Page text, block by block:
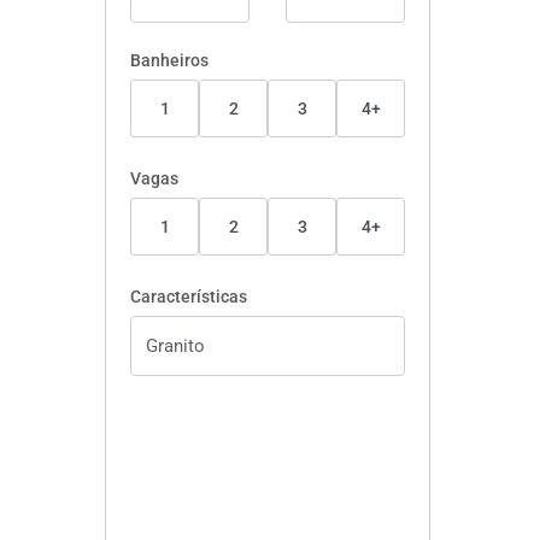
Banheiros
1 2 3 4+
Vagas
1 2 3 4+
Características